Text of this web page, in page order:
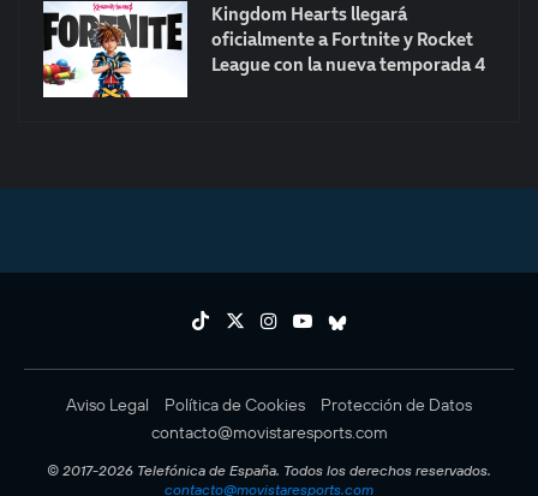
Kingdom Hearts llegará
oficialmente a Fortnite y Rocket
League con la nueva temporada 4
Aviso Legal Política de Cookies
Protección de Datos
contacto@movistaresports.com
© 2017-2026 Telefónica de España. Todos los derechos reservados.
contacto@movistaresports.com